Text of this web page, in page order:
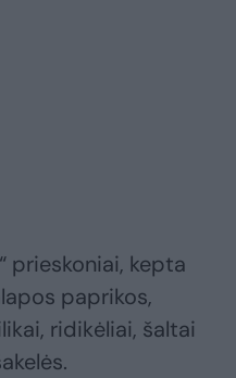
prieskoniai, kepta
paprikos,
ridikėliai, šaltai